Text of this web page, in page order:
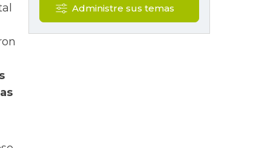
Administre sus temas